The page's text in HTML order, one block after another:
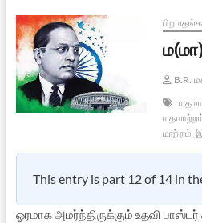
B.R.
மாற்றம்
This entry is part 12 of 14 in
ஓரமாக அமர்ந்திருக்கும் உதவி